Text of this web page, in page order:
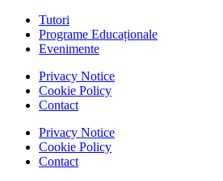
Tutori
Programe Educaționale
Evenimente
Privacy Notice
Cookie Policy
Contact
Privacy Notice
Cookie Policy
Contact